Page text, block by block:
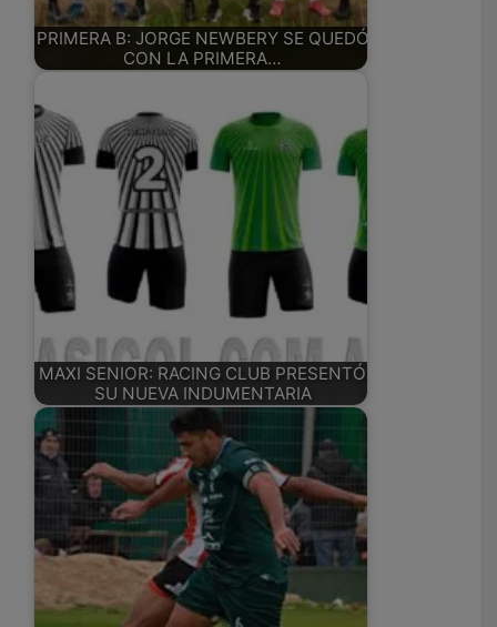
PRIMERA B: JORGE NEWBERY SE QUEDÓ
CON LA PRIMERA…
MAXI SENIOR: RACING CLUB PRESENTÓ
SU NUEVA INDUMENTARIA